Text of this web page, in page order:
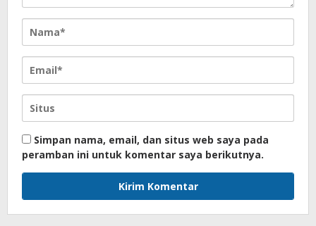
Simpan nama, email, dan situs web saya pada
peramban ini untuk komentar saya berikutnya.